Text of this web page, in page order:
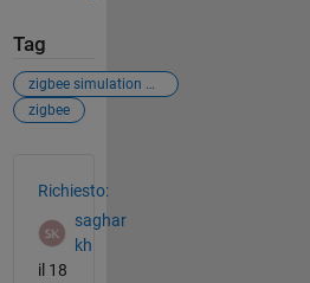
Tag
zigbee simulation with matlab
zigbee
Richiesto:
saghar
kh
il 18